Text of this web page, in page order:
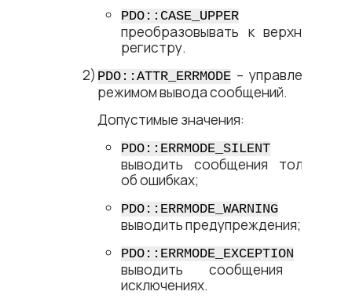
PDO::CASE_UPPER
преобразовывать к верхнему
регистру.
PDO::ATTR_ERRMODE – управление
режимом вывода сообщений.
Допустимые значения:
PDO::ERRMODE_SILENT
выводить сообщения только
об ошибках;
PDO::ERRMODE_WARNING
выводить предупреждения;
PDO::ERRMODE_EXCEPTION
выводить сообщения об
исключениях.